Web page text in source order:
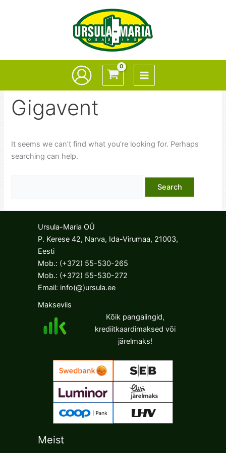
Gigavent
It seems we can’t find what you’re looking for. Perhaps
searching can help.
Ursula-Maria OÜ
P. Kerese 42, Narva, Ida-Virumaa, 21003,
Eesti
Mob.: (+372) 55-530-265
Mob.: (+372) 55-530-272
Email: info(@)ursula.ee
Makseviis
Kõik pangalingid,
krediitkaardimaksed või
järelmaks!
Meist